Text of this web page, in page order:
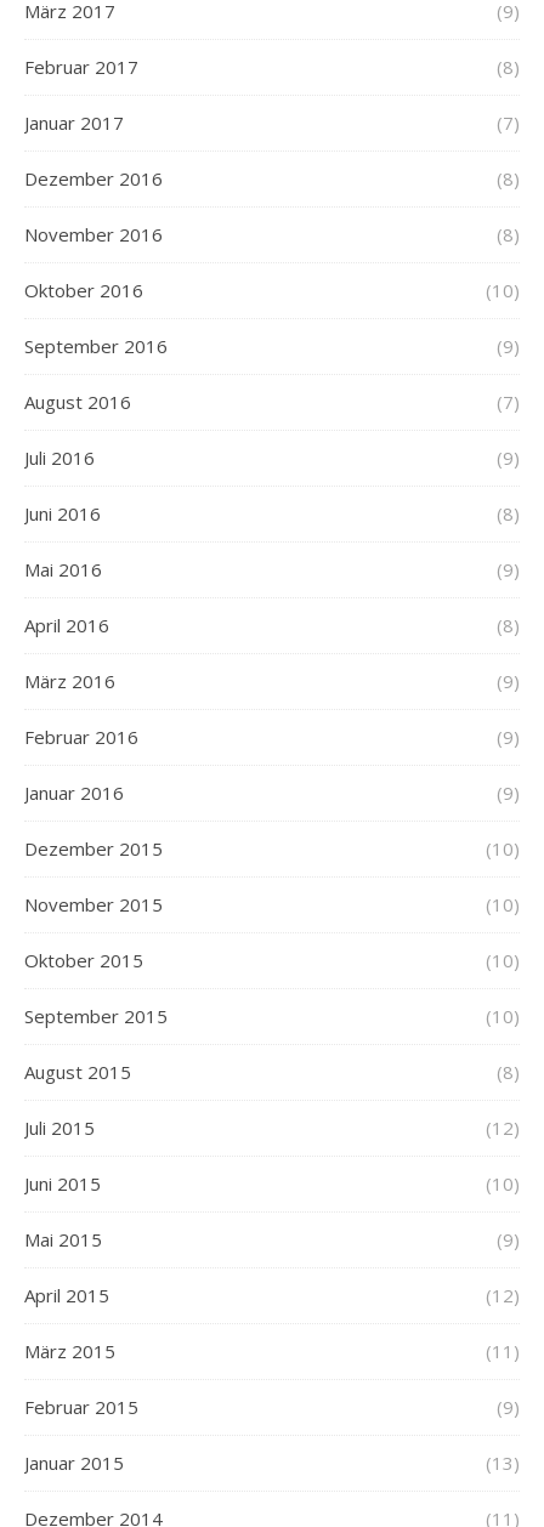
März 2017 (9)
Februar 2017 (8)
Januar 2017 (7)
Dezember 2016 (8)
November 2016 (8)
Oktober 2016 (10)
September 2016 (9)
August 2016 (7)
Juli 2016 (9)
Juni 2016 (8)
Mai 2016 (9)
April 2016 (8)
März 2016 (9)
Februar 2016 (9)
Januar 2016 (9)
Dezember 2015 (10)
November 2015 (10)
Oktober 2015 (10)
September 2015 (10)
August 2015 (8)
Juli 2015 (12)
Juni 2015 (10)
Mai 2015 (9)
April 2015 (12)
März 2015 (11)
Februar 2015 (9)
Januar 2015 (13)
Dezember 2014 (11)